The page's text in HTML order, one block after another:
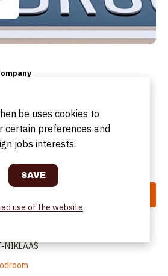
eventlocatie aan zowel bedrijven
catering naar het budget van
NIKLAAS
uses cookies to
certain preferences and
jobs interests.
use of the website